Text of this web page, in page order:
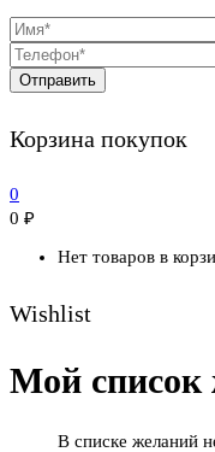
Корзина покупок
0
0 ₽
Нет товаров в
Wishlist
Мой список
В списке желаний